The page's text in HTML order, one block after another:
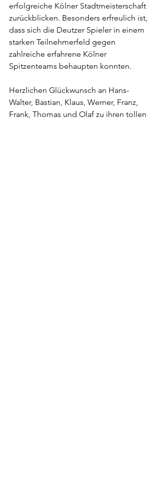
erfolgreiche Kölner Stadtmeisterschaft
zurückblicken. Besonders erfreulich ist,
dass sich die Deutzer Spieler in einem
starken Teilnehmerfeld gegen
zahlreiche erfahrene Kölner
Spitzenteams behaupten konnten.
Herzlichen Glückwunsch an Hans-
Walter, Bastian, Klaus, Werner, Franz,
Frank, Thomas und Olaf zu ihren tollen